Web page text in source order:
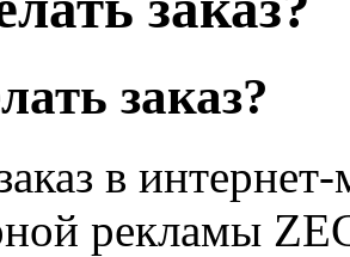
заказ?
в
рекламы